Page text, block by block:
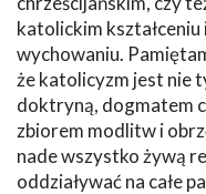
katolickim kształceniu
wychowaniu.
że katolicyzm jest nie
doktryną, dogmatem
zbiorem modlitw i
nade wszystko żywą
oddziaływać na całe